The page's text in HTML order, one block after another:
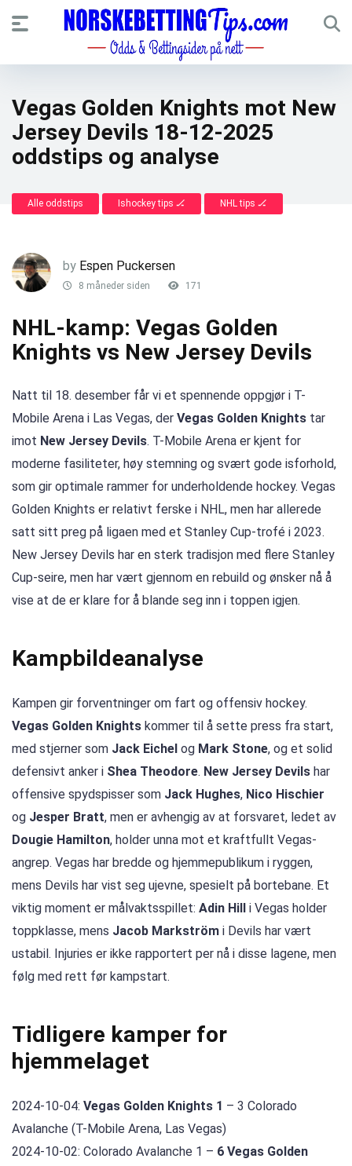
Vegas Golden Knights mot New
Jersey Devils 18-12-2025
oddstips og analyse
Alle oddstips Ishockey tips 🏒 NHL tips 🏒
by Espen Puckersen
8 måneder siden 171
NHL-kamp: Vegas Golden
Knights vs New Jersey Devils
Natt til 18. desember får vi et spennende oppgjør i T-
Mobile Arena i Las Vegas, der Vegas Golden Knights tar
imot New Jersey Devils. T-Mobile Arena er kjent for
moderne fasiliteter, høy stemning og svært gode isforhold,
som gir optimale rammer for underholdende hockey. Vegas
Golden Knights er relativt ferske i NHL, men har allerede
satt sitt preg på ligaen med et Stanley Cup-trofé i 2023.
New Jersey Devils har en sterk tradisjon med flere Stanley
Cup-seire, men har vært gjennom en rebuild og ønsker nå å
vise at de er klare for å blande seg inn i toppen igjen.
Kampbildeanalyse
Kampen gir forventninger om fart og offensiv hockey.
Vegas Golden Knights kommer til å sette press fra start,
med stjerner som Jack Eichel og Mark Stone, og et solid
defensivt anker i Shea Theodore. New Jersey Devils har
offensive spydspisser som Jack Hughes, Nico Hischier
og Jesper Bratt, men er avhengig av at forsvaret, ledet av
Dougie Hamilton, holder unna mot et kraftfullt Vegas-
angrep. Vegas har bredde og hjemmepublikum i ryggen,
mens Devils har vist seg ujevne, spesielt på bortebane. Et
viktig moment er målvaktsspillet: Adin Hill
i Vegas holder
toppklasse, mens Jacob Markström i Devils har vært
ustabil. Injuries er ikke rapportert per nå i disse lagene, men
følg med rett før kampstart.
Tidligere kamper for
hjemmelaget
2024-10-04: Vegas Golden Knights 1 – 3 Colorado
Avalanche (T-Mobile Arena, Las Vegas)
2024-10-02: Colorado Avalanche 1 – 6 Vegas Golden